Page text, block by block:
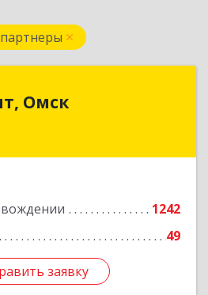
Омск
1242
49
заявку
Омск г, Гагарина ул, дом №
заявку